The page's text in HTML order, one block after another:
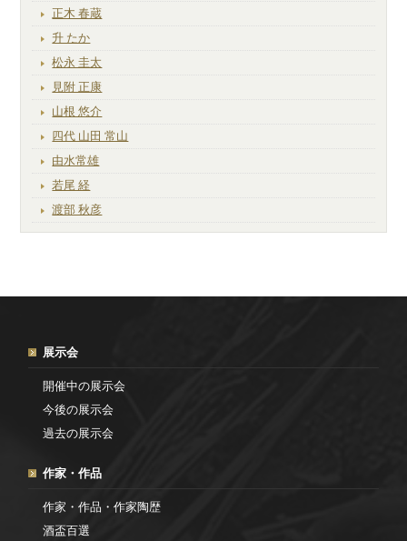
正木 春蔵
升 たか
松永 圭太
見附 正康
山根 悠介
四代 山田 常山
由水常雄
若尾 経
渡部 秋彦
展示会
開催中の展示会
今後の展示会
過去の展示会
作家・作品
作家・作品・作家陶歴
酒盃百選